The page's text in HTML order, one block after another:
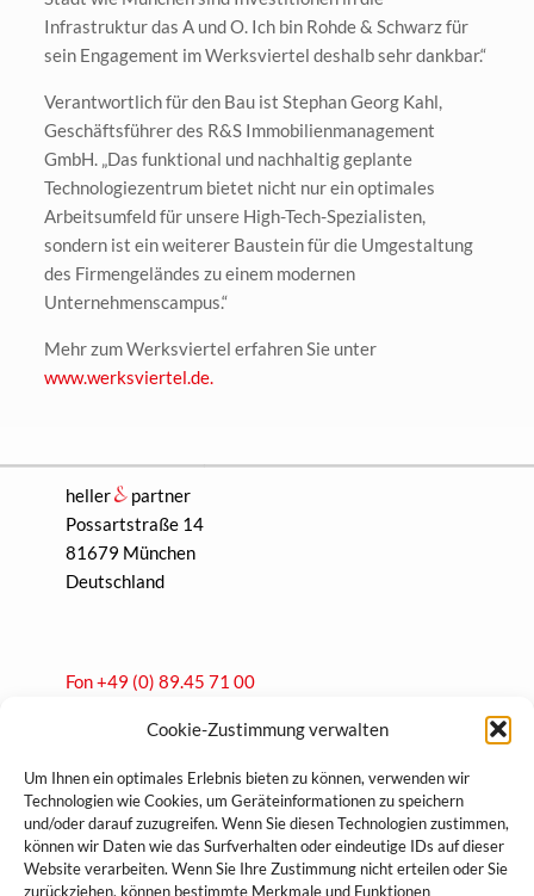
Cookie-Zustimmung verwalten
Um Ihnen ein optimales Erlebnis bieten zu können, verwenden wir
Technologien wie Cookies, um Geräteinformationen zu speichern
und/oder darauf zuzugreifen. Wenn Sie diesen Technologien zustimmen,
können wir Daten wie das Surfverhalten oder eindeutige IDs auf dieser
Website verarbeiten. Wenn Sie Ihre Zustimmung nicht erteilen oder Sie
zurückziehen, können bestimmte Merkmale und Funktionen
Infrastruktur das A und O. Ich bin Rohde & Schwarz für
sein Engagement im Werksviertel deshalb sehr dankbar.“
Verantwortlich für den Bau ist Stephan Georg Kahl,
Geschäftsführer des R&S Immobilienmanagement
GmbH. „Das funktional und nachhaltig geplante
Technologiezentrum bietet nicht nur ein optimales
Arbeitsumfeld für unsere High-Tech-Spezialisten,
sondern ist ein weiterer Baustein für die Umgestaltung
des Firmengeländes zu einem modernen
Unternehmenscampus.“
Mehr zum Werksviertel erfahren Sie unter
www.werksviertel.de.
heller
partner
Possartstraße 14
81679 München
Deutschland
Fon +49 (0) 89.45 71 00
hp@heller-partner.de
Impressum